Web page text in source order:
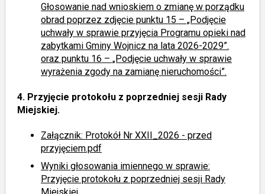
Głosowanie nad wnioskiem o zmianę w porządku
obrad poprzez zdjęcie punktu 15 – „Podjęcie
uchwały w sprawie przyjęcia Programu opieki nad
zabytkami Gminy Wojnicz na lata 2026-2029”.
oraz punktu 16 – „Podjęcie uchwały w sprawie
wyrażenia zgody na zamianę nieruchomości”.
4. Przyjęcie protokołu z poprzedniej sesji Rady
Miejskiej.
Załącznik: Protokół Nr XXII_2026 - przed
przyjęciem.pdf
Wyniki głosowania imiennego w sprawie:
Przyjęcie protokołu z poprzedniej sesji Rady